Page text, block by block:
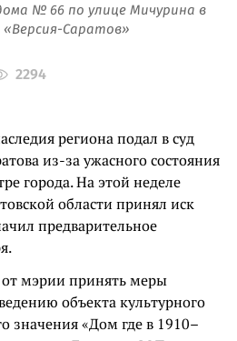
№ 66 по улице Мичурина в
Саратов»
2294
региона подал в суд
из-за ужасного состояния
города. На этой неделе
области принял иск
предварительное
от мэрии принять меры
объекта культурного
значения «Дом где в 1910–